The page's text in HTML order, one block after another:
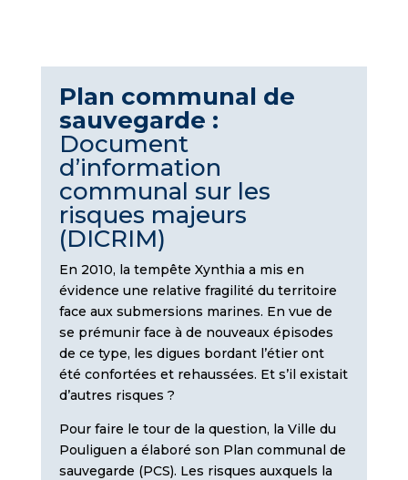
Plan communal de
sauvegarde :
Document
d’information
communal sur les
risques majeurs
(DICRIM)
En 2010, la tempête Xynthia a mis en
évidence une relative fragilité du territoire
face aux submersions marines. En vue de
se prémunir face à de nouveaux épisodes
de ce type, les digues bordant l’étier ont
été confortées et rehaussées. Et s’il existait
d’autres risques ?
Pour faire le tour de la question, la Ville du
Pouliguen a élaboré son Plan communal de
sauvegarde (PCS). Les risques auxquels la